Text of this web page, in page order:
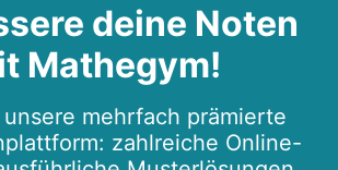
deine Noten
Mathegym!
mehrfach prämierte
zahlreiche Online-